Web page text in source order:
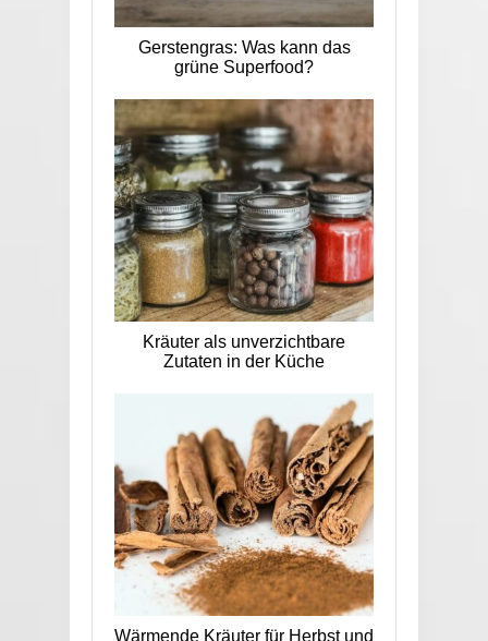
Gerstengras: Was kann das
grüne Superfood?
Kräuter als unverzichtbare
Zutaten in der Küche
Wärmende Kräuter für Herbst und